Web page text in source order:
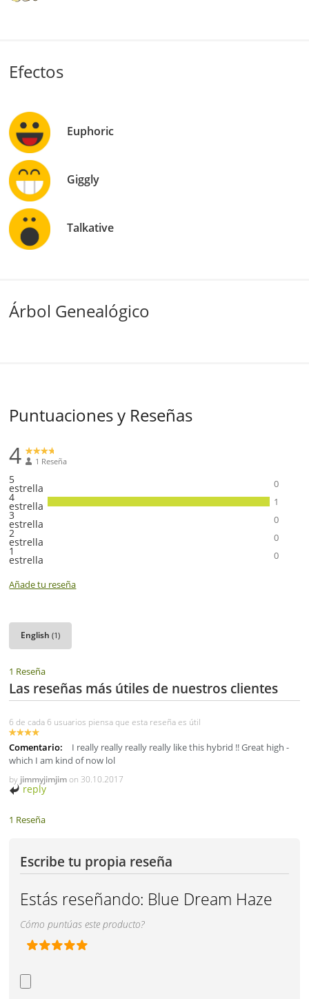
Efectos
Euphoric
Giggly
Talkative
Árbol Genealógico
Puntuaciones y Reseñas
4 1 Reseña
5
estrella 0
4
estrella 1
3
estrella 0
2
estrella 0
1
estrella 0
Añade tu reseña
English(1)
1 Reseña
Las reseñas más útiles de nuestros clientes
6 de cada 6 usuarios piensa que esta reseña es útil
Comentario:
I really really really really like this hybrid !! Great high -
which I am kind of now lol
by jimmyjimjimon30.10.2017
reply
1 Reseña
Escribe tu propia reseña
Estás reseñando: Blue Dream Haze
Cómo puntúas este producto?